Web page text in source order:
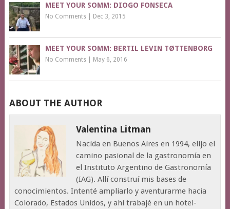
MEET YOUR SOMM: DIOGO FONSECA
No Comments| Dec 3, 2015
MEET YOUR SOMM: BERTIL LEVIN TØTTENBORG
No Comments| May 6, 2016
ABOUT THE AUTHOR
Valentina Litman
Nacida en Buenos Aires en 1994, elijo el
camino pasional de la gastronomía en
el Instituto Argentino de Gastronomía
(IAG). Allí construí mis bases de
conocimientos. Intenté ampliarlo y aventurarme hacia
Colorado, Estados Unidos, y ahí trabajé en un hotel-